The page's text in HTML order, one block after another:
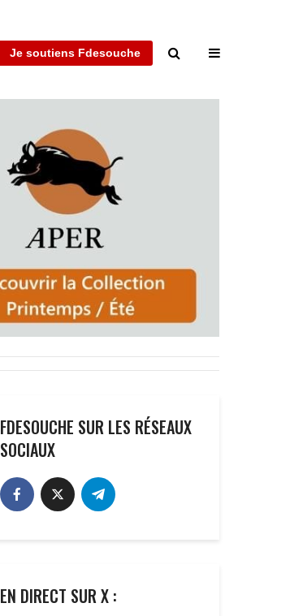
Je soutiens Fdesouche
FDESOUCHE SUR LES RÉSEAUX
SOCIAUX
EN DIRECT SUR X :